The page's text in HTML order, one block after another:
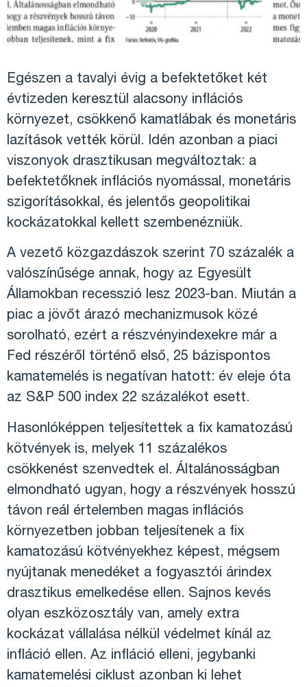
Egészen a tavalyi évig a befektetőket két
évtizeden keresztül alacsony inflációs
környezet, csökkenő kamatlábak és monetáris
lazítások vették körül. Idén azonban a piaci
viszonyok drasztikusan megváltoztak: a
befektetőknek inflációs nyomással, monetáris
szigorításokkal, és jelentős geopolitikai
kockázatokkal kellett szembenézniük.
A vezető közgazdászok szerint 70 százalék a
valószínűsége annak, hogy az Egyesült
Államokban recesszió lesz 2023-ban. Miután a
piac a jövőt árazó mechanizmusok közé
sorolható, ezért a részvényindexekre már a
Fed részéről történő első, 25 bázispontos
kamatemelés is negatívan hatott: év eleje óta
az S&P 500 index 22 százalékot esett.
Hasonlóképpen teljesítettek a fix kamatozású
kötvények is, melyek 11 százalékos
csökkenést szenvedtek el. Általánosságban
elmondható ugyan, hogy a részvények hosszú
távon reál értelemben magas inflációs
környezetben jobban teljesítenek a fix
kamatozású kötvényekhez képest, mégsem
nyújtanak menedéket a fogyasztói árindex
drasztikus emelkedése ellen. Sajnos kevés
olyan eszközosztály van, amely extra
kockázat vállalása nélkül védelmet kínál az
infláció ellen. Az infláció elleni, jegybanki
kamatemelési ciklust azonban ki lehet